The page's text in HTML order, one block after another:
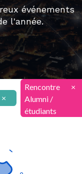
événements
l'année.
×
Rencontre
Alumni /
étudiants
×